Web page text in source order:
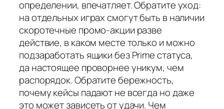
определении, впечатляет. Обратите уход:
на отдельных играх смогут быть в наличии
скоротечные промо-акции разве
действие, в каком месте только и можно
подзаработать ящики без Prime статуса,
да настоящее проворнее уникум, чем
распорядок. Обратите бережность,
почему кейсы падают не всегда но даже
это может зависеть от удачи. Чем